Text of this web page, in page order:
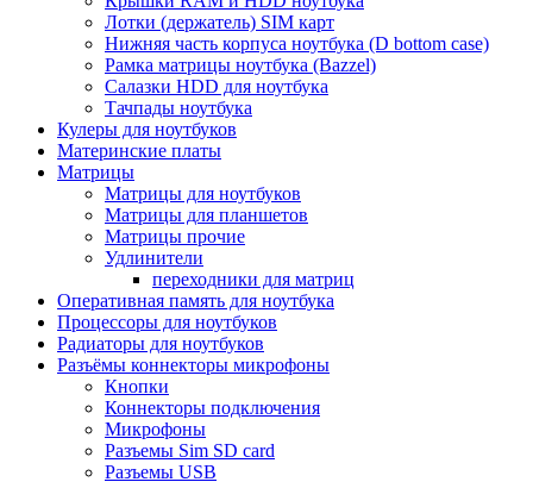
Лотки (держатель) SIM карт
Нижняя часть корпуса ноутбука (D bottom case)
Рамка матрицы ноутбука (Bazzel)
Салазки HDD для ноутбука
Тачпады ноутбука
Кулеры для ноутбуков
Материнские платы
Матрицы
Матрицы для ноутбуков
Матрицы для планшетов
Матрицы прочие
Удлинители
переходники для матриц
Оперативная память для ноутбука
Процессоры для ноутбуков
Радиаторы для ноутбуков
Разъёмы коннекторы микрофоны
Кнопки
Коннекторы подключения
Микрофоны
Разъемы Sim SD card
Разъемы USB